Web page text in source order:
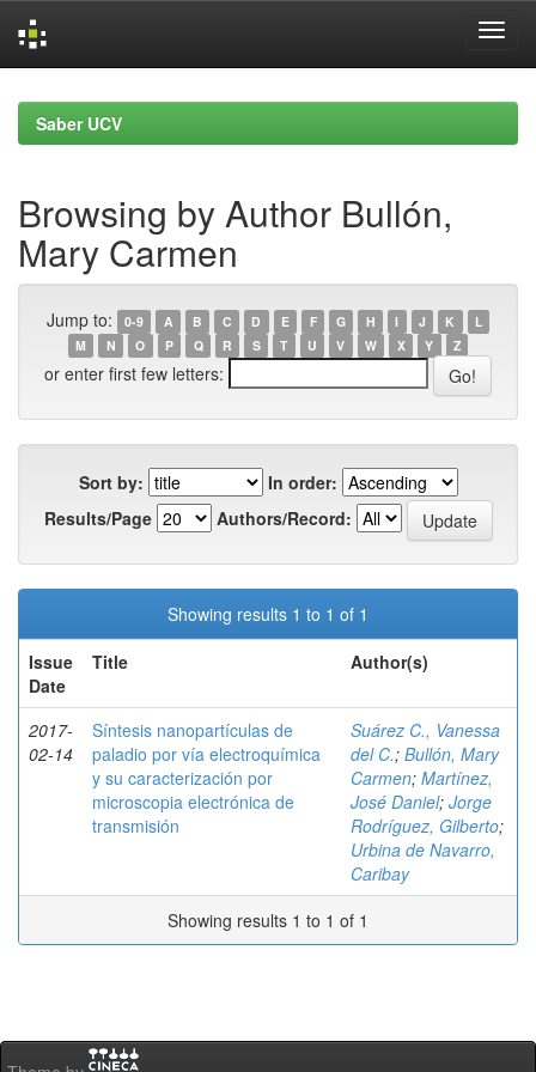
navigationSaber UCV
Browsing by Author Bullón,
Mary Carmen
Jump to: 0-9 A B C D E F G H I J K
L
M
N O P Q R S T U V W X Y Z
or enter first few letters:
Sort by:
In order:
Results/Page
Authors/Record:
Showing results 1 to 1 of 1
Issue
Date
Title Author(s)
2017-
02-14
Síntesis nanopartículas de
paladio por vía electroquímica
y su caracterización por
microscopia electrónica de
transmisión
Suárez C., Vanessa
del C.; Bullón, Mary
Carmen; Martínez,
José Daniel; Jorge
Rodríguez, Gilberto;
Urbina de Navarro,
Caribay
Showing results 1 to 1 of 1